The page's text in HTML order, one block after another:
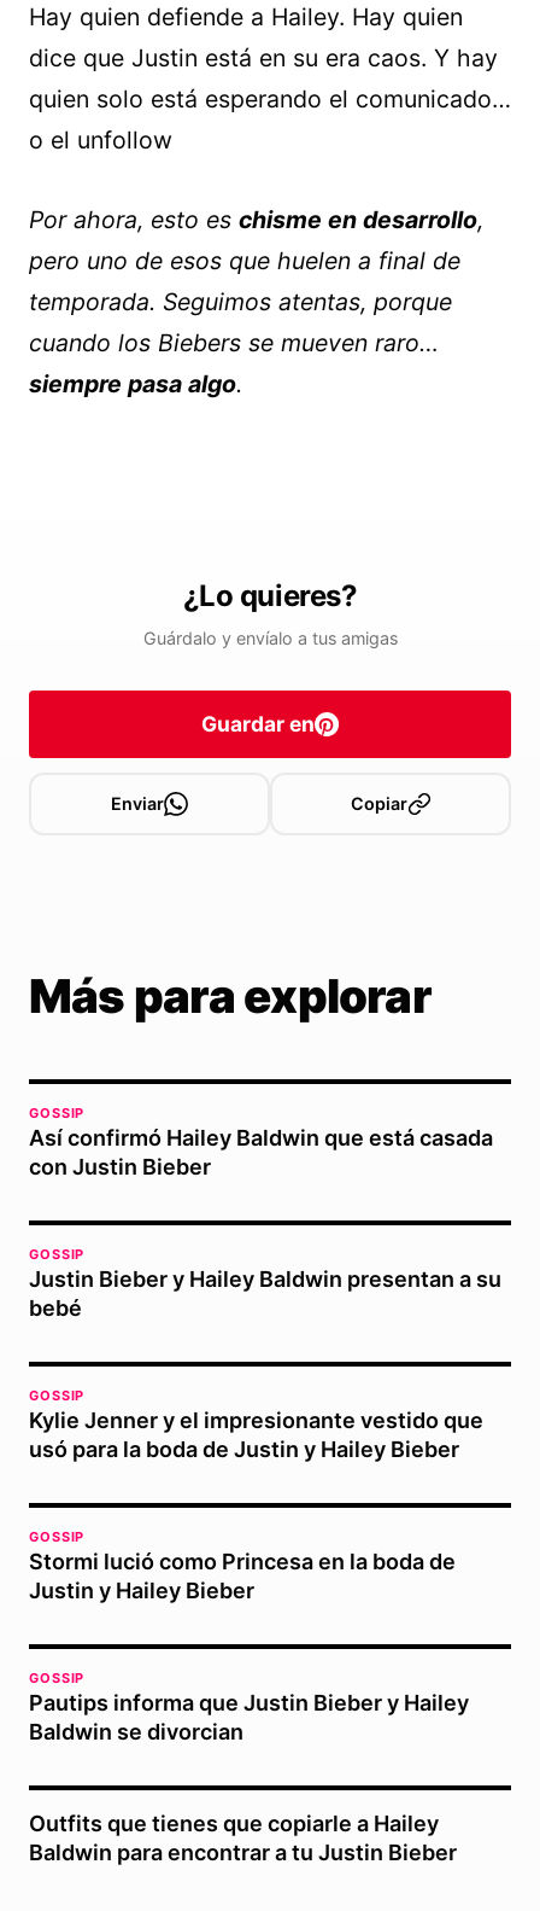
Hay quien defiende a Hailey. Hay quien
dice que Justin está en su era caos. Y hay
quien solo está esperando el comunicado…
o el unfollow
Por ahora, esto es chisme en desarrollo,
pero uno de esos que huelen a final de
temporada. Seguimos atentas, porque
cuando los Biebers se mueven raro…
siempre pasa algo.
¿Lo quieres?
Guárdalo y envíalo a tus amigas
Guardar en
Enviar Copiar
Más para explorar
GOSSIP
Así confirmó Hailey Baldwin que está casada
con Justin Bieber
GOSSIP
Justin Bieber y Hailey Baldwin presentan a su
bebé
GOSSIP
Kylie Jenner y el impresionante vestido que
usó para la boda de Justin y Hailey Bieber
GOSSIP
Stormi lució como Princesa en la boda de
Justin y Hailey Bieber
GOSSIP
Pautips informa que Justin Bieber y Hailey
Baldwin se divorcian
Outfits que tienes que copiarle a Hailey
Baldwin para encontrar a tu Justin Bieber